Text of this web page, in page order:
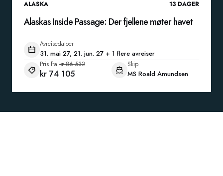
ALASKA 13 DAGER
Alaskas Inside Passage: Der fjellene møter havet
Avreisedatoer
31. mai 27, 21. jun. 27 + 1 flere avreiser
Pris fra kr 86 532
kr 74 105
Skip
MS Roald Amundsen